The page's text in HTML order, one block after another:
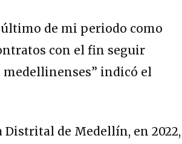
último de mi periodo como
con el fin seguir
indicó el
de Medellín, en 2022,